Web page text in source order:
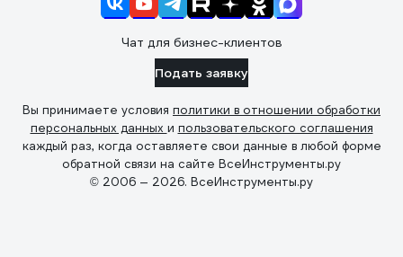
Чат для бизнес-клиентов
Подать заявку
Вы принимаете условия политики в отношении обработки
персональных данных и пользовательского соглашения
каждый раз, когда оставляете свои данные в любой форме
обратной связи на сайте ВсеИнструменты.ру
© 2006 — 2026. ВсеИнструменты.ру